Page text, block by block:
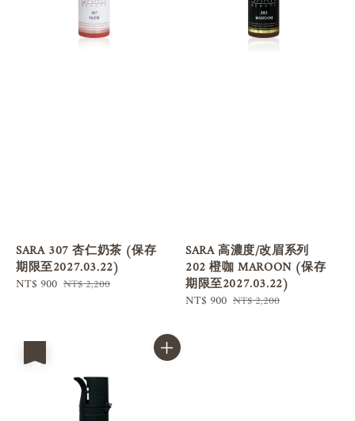
SARA 307 杏仁奶茶 (保存
期限至2027.03.22)
Sale
NT$ 900 Regular
NT$ 2,200
SARA 高濃度/改眉系列
202 橙咖 MAROON (保存
期限至2027.03.22)
Sale
NT$ 900 Regular
NT$ 2,200